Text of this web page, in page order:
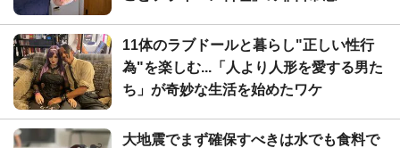
11体のラブドールと暮らし"正しい性行
為"を楽しむ...「人より人形を愛する男た
ち」が奇妙な生活を始めたワケ
大地震でまず確保すべきは水でも食料で